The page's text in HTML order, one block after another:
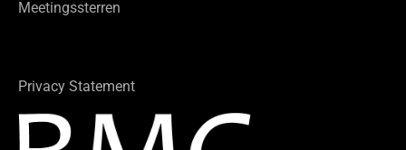
Meetingssterren
Privacy Statement